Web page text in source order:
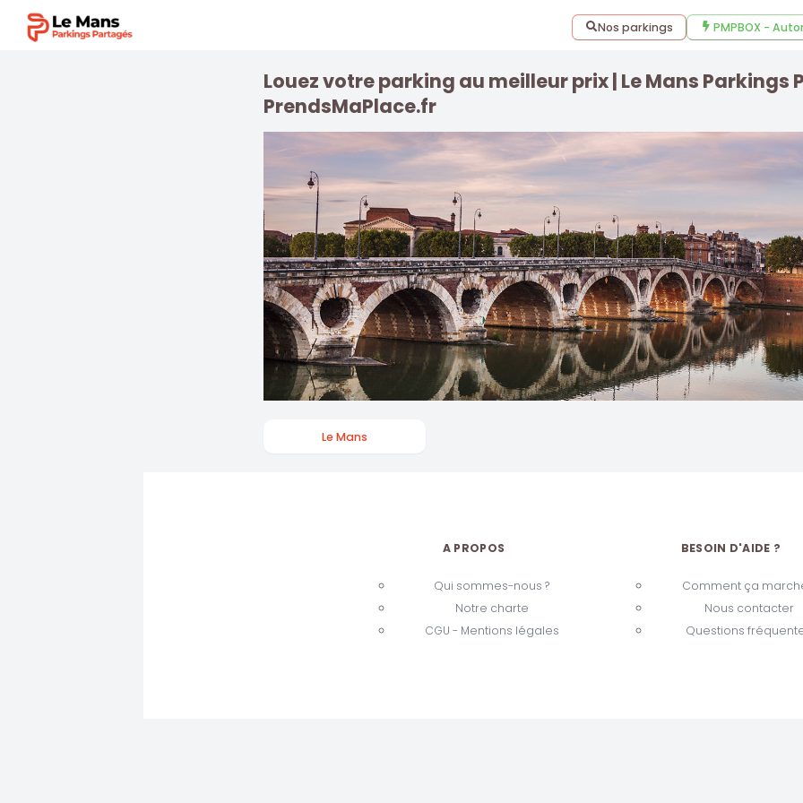
Nos parkings PMPBOX -
Louez votre parking au meilleur prix | Le Mans Parkings
PrendsMaPlace.fr
Le Mans
A PROPOS
Qui sommes-nous ?
Notre charte
CGU - Mentions légales
BESOIN D'AIDE ?
Comment ça
Nous contacter
Questions